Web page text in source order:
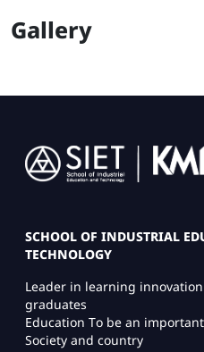
Gallery
Image
SCHOOL OF INDUSTRIAL
TECHNOLOGY
Leader in learning
graduates
Education To be an
Society and country